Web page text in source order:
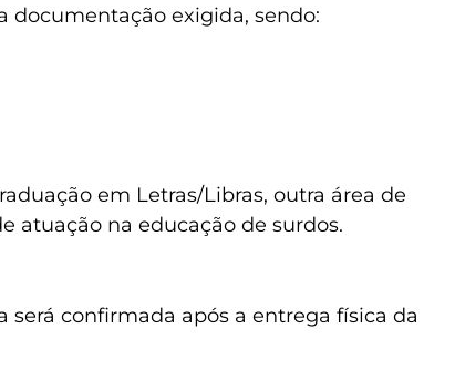
documentação exigida, sendo:
em Letras/Libras, outra área de
atuação na educação de surdos.
confirmada após a entrega física da